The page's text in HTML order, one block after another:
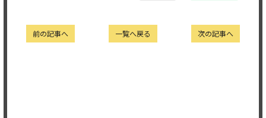
次の記事へ
一覧へ戻る
前の記事へ